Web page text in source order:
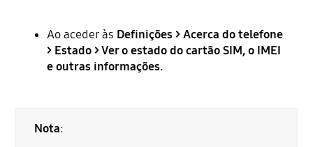
Ao aceder às Definições > Acerca do telefone
> Estado > Ver o estado do cartão SIM, o IMEI
e outras informações.
Nota: